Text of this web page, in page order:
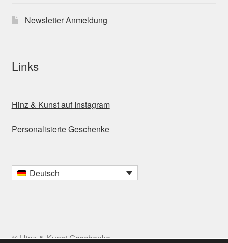
Newsletter Anmeldung
Links
Hinz & Kunst auf Instagram
Personalisierte Geschenke
Deutsch
© Hinz & Kunst Geschenke